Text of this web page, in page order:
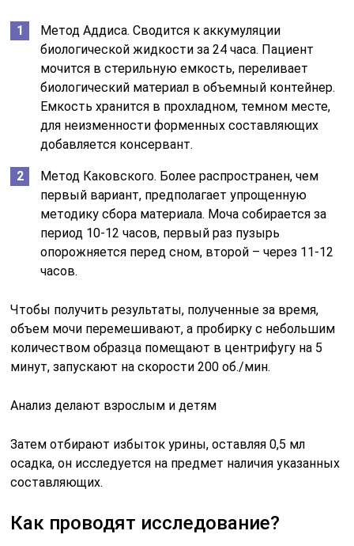
Метод Аддиса. Сводится к аккумуляции
биологической жидкости за 24 часа. Пациент
мочится в стерильную емкость, переливает
биологический материал в объемный контейнер.
Емкость хранится в прохладном, темном месте,
для неизменности форменных составляющих
добавляется консервант.
Метод Каковского. Более распространен, чем
первый вариант, предполагает упрощенную
методику сбора материала. Моча собирается за
период 10-12 часов, первый раз пузырь
опорожняется перед сном, второй – через 11-12
часов.
Чтобы получить результаты, полученные за время,
объем мочи перемешивают, а пробирку с небольшим
количеством образца помещают в центрифугу на 5
минут, запускают на скорости 200 об./мин.
Анализ делают взрослым и детям
Затем отбирают избыток урины, оставляя 0,5 мл
осадка, он исследуется на предмет наличия указанных
составляющих.
Как проводят исследование?